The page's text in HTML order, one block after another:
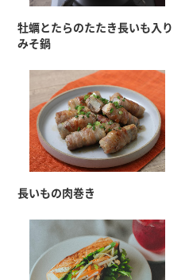
牡蠣とたらのたたき長いも入り
みそ鍋
長いもの肉巻き